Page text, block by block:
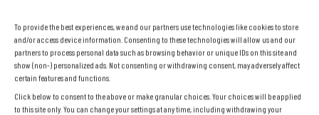
To provide the best experiences, we and our partners use technologies like cookies to store
and/or access device information. Consenting to these technologies will allow us and our
partners to process personal data such as browsing behavior or unique IDs on this site and
show (non-) personalized ads. Not consenting or withdrawing consent, may adversely affect
certain features and functions.
Click below to consent to the above or make granular choices. Your choices will be applied
to this site only. You can change your settings at any time, including withdrawing your
HP 800 G2 Tiny i5-6500T 16GB 128GB SSD W10
198,64€